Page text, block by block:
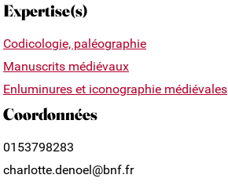
Expertise(s)
Codicologie, paléographie
Manuscrits médiévaux
Enluminures et iconographie médiévales
Coordonnées
0153798283
charlotte.denoel@bnf.fr